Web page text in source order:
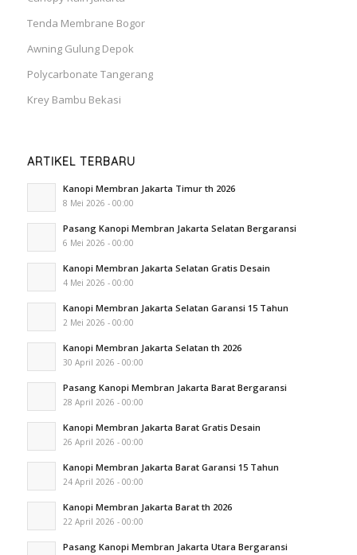
Tenda Membrane Bogor
Awning Gulung Depok
Polycarbonate Tangerang
Krey Bambu Bekasi
ARTIKEL TERBARU
Kanopi Membran Jakarta Timur th 2026
8 Mei 2026 - 00:00
Pasang Kanopi Membran Jakarta Selatan Bergaransi
6 Mei 2026 - 00:00
Kanopi Membran Jakarta Selatan Gratis Desain
4 Mei 2026 - 00:00
Kanopi Membran Jakarta Selatan Garansi 15 Tahun
2 Mei 2026 - 00:00
Kanopi Membran Jakarta Selatan th 2026
30 April 2026 - 00:00
Pasang Kanopi Membran Jakarta Barat Bergaransi
28 April 2026 - 00:00
Kanopi Membran Jakarta Barat Gratis Desain
26 April 2026 - 00:00
Kanopi Membran Jakarta Barat Garansi 15 Tahun
24 April 2026 - 00:00
Kanopi Membran Jakarta Barat th 2026
22 April 2026 - 00:00
Pasang Kanopi Membran Jakarta Utara Bergaransi